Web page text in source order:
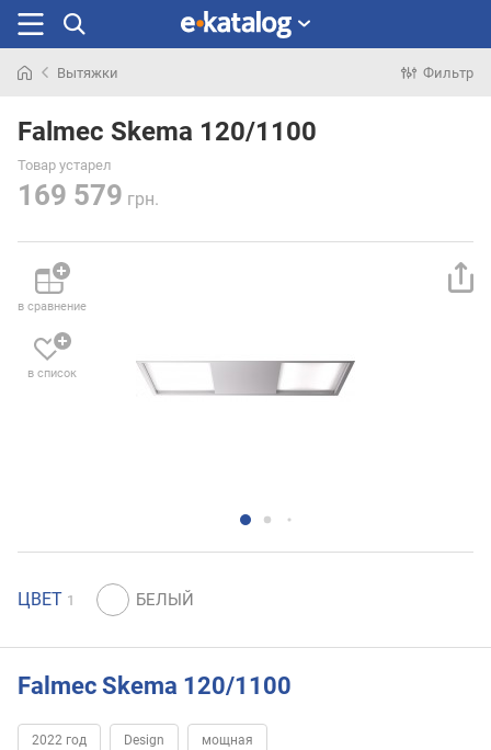
раньше
Вытяжки Фильтр
Falmec Skema 120/1100
Товар устарел
169 579 грн.
в сравнение
в список
ЦВЕТ 1
Falmec Skema 120/1100
2022 год Design мощная